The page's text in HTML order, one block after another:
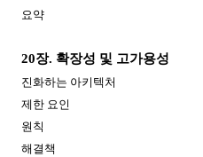
요약
20장. 확장성 및 고가용성
진화하는 아키텍처
제한 요인
원칙
해결책